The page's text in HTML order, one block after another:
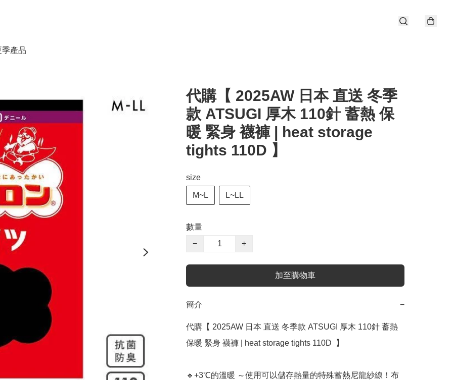
產品
代購【 2025AW 日本 直送 冬季
款 ATSUGI 厚木 110針 蓄熱 保
暖 緊身 襪褲 | heat storage
tights 110D 】
size
M~L L~LL
數量
−
+
加至購物車
簡介 −
代購【 2025AW 日本 直送 冬季款 ATSUGI 厚木 110針 蓄熱
保暖 緊身 襪褲 | heat storage tights 110D  】
🔹+3℃的溫暖 ～使用可以儲存熱量的特殊蓄熱尼龍紗線！布